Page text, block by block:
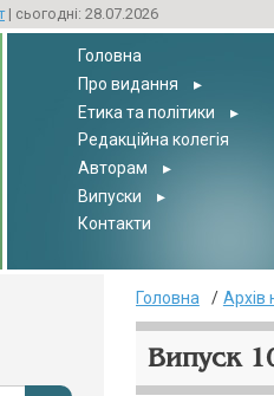
| сьогодні: 28.07.2026
Головна
Про видання
▸
Етика та політики
▸
Редакційна колегія
Авторам
▸
Випуски
▸
Контакти
Головна Архів
Випуск